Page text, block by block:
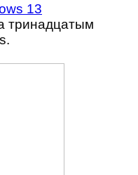
13
тринадцатым